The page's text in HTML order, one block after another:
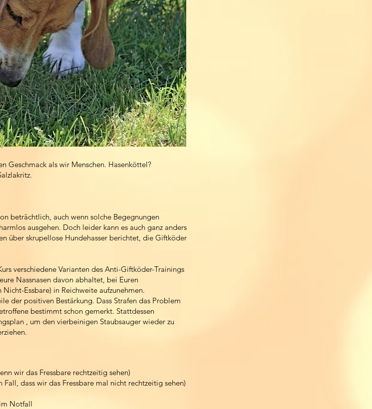
Geschmack als wir Menschen. Hasenköttel?
beträchtlich, auch wenn solche Begegnungen
ausgehen. Doch leider kann es auch ganz anders
über skrupellose Hundehasser berichtet, die Giftköder
verschiedene Varianten des Anti-Giftköder-Trainings
Nassnasen davon abhaltet, bei Euren
Essbare) in Reichweite aufzunehmen.
der positiven Bestärkung. Dass Strafen das Problem
bestimmt schon gemerkt. Stattdessen
, um den vierbeinigen Staubsauger wieder zu
wir das Fressbare rechtzeitig sehen)
dass wir das Fressbare mal nicht rechtzeitig sehen)
Notfall